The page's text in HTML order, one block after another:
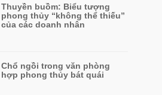
Thuyền buồm: Biểu tượng
phong thủy “không thể thiếu”
của các doanh nhân
Chổ ngồi trong văn phòng
hợp phong thủy bát quái